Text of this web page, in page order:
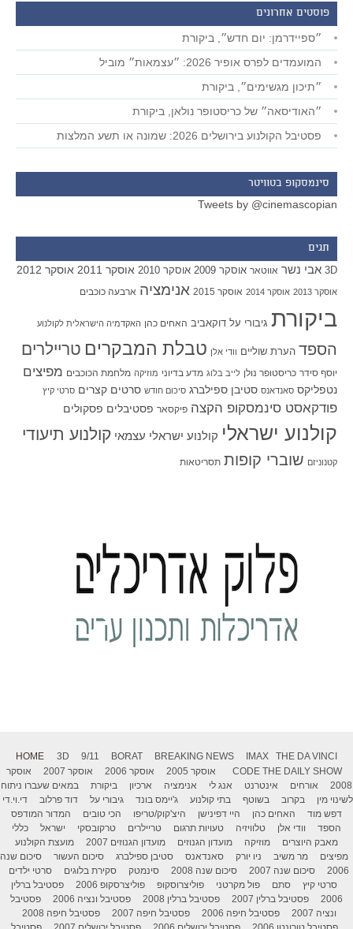
פוסטים אחרונים
״ספיידרמן: יום חדש״, ביקורת
המועמדים לפרס אופיר 2026: ״עצמאות״ מוביל
״תיכון מגשימים״, ביקורת
״האודיסאה״ של כריסטופר נולאן, ביקורת
פסטיבל הקולנוע בירושלים 2026: שמונה או תשע המלצות
סינמסקופ בטוויטר
Tweets by @cinemascopian
תגים
3D אבי נשר אווטאר אוסקר 2009 אוסקר 2010 אוסקר 2011 אוסקר 2012
אוסקר 2013 אוסקר 2014 אוסקר 2015 אנימציה ארבעה כוכבים
ביקורת גיבורי על דוקאביב האחים כהן האקדמיה הישראלית לקולנוע
הספד הערת שוליים וודי אלן טבלת המבקרים טריילרים
יוסף סידר כריסטופר נולן לייב בלוג מדע בדיוני מוזיקה מלחמת הכוכבים מפיצים
נטפליקס סאנדאנס סטיבן ספילברג סיכום חודש סרטים קצרים סרטי קיץ
פודקאסט סינמסקופ הקצה פיקסאר פסטיבלים פסקולים
קולנוע ישראלי קולנוע ישראלי עצמאי קולנוע תיעודי
קטנוניזם שוברי קופות תסריטאות
HOME 3D 9/11 BORAT BREAKING NEWS IMAX
THE DA VINCI
CODE THE DAILY SHOW אוסקר 2005 אוסקר 2006 אוסקר 2007
אוסקר
2008
אורחים אינטרנט אנג לי אנימציה ארכיון ביקורת
במאים שעברו ניתוח
לשינוי מין
בקרוב בשוטף בתי קולנוע ג'יימס בונד גיבורי על דוד פרלוב
די.וי.די
דפש מוד
האחים כהן היי דפינישן היצ'קוק/טריפו הכי טובים
המדור המודפס
הספד
וודי אלן טלוויזיה טעויות תרגום טריילרים טרקובסקי ישראל
כללי
מאבק היוצרים
מוזיקה מועדון הגנוזים מועדון הגנוזים 2007
מועצת הקולנוע
מפיצים
מר משיב ניו יורק סאנדאנס סטיבן ספילברג סיכום העשור
סיכום שנה
2006
סיכום שנה 2007 סיכום שנה 2008 סינמטק סקירת בלוגים
סרטי ילדים
סרטי קיץ
סתם פול מקרטני פוליצרוסקופ פוליצרסקופ 2006
פסטיבל ברלין
2006
פסטיבל ברלין 2007 פסטיבל ברלין 2008 פסטיבל ונציה 2006
פסטיבל
ונציה 2007
פסטיבל חיפה 2006 פסטיבל חיפה 2007
פסטיבל חיפה 2008